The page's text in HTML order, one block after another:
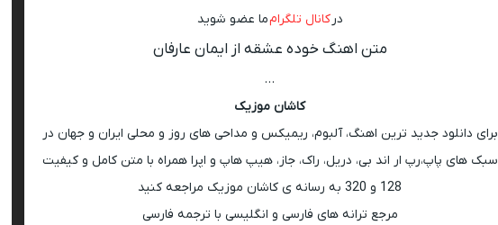
درکانال تلگرامما عضو شوید
متن اهنگ خوده عشقه از ایمان عارفان
…
کاشان موزیک
برای دانلود جدید ترین اهنگ، آلبوم، ریمیکس و مداحی های روز و محلی ایران و جهان در
سبک های پاپ،رپ ار اند بی، دریل، راک، جاز، هیپ هاپ و اپرا همراه با متن کامل و کیفیت
128 و 320 به رسانه ی کاشان موزیک مراجعه کنید
مرجع ترانه های فارسی و انگلیسی با ترجمه فارسی